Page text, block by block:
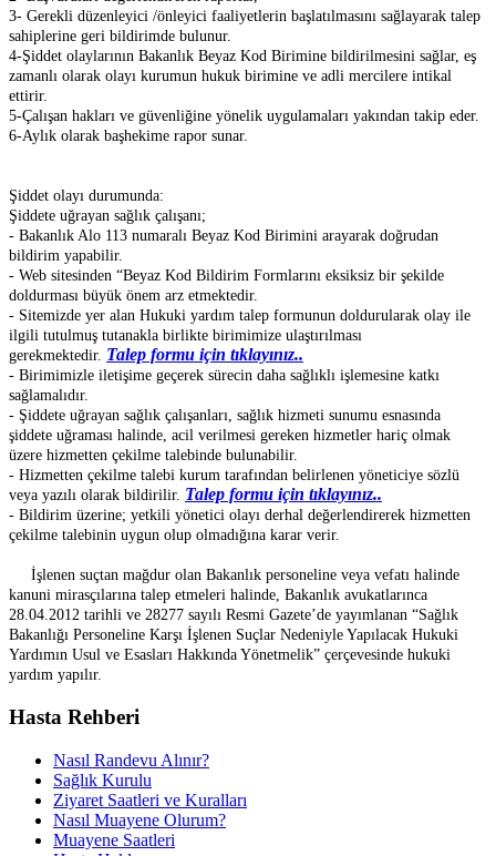
3- Gerekli düzenleyici /önleyici faaliyetlerin başlatılmasını sağlayarak talep
sahiplerine geri bildirimde bulunur.
4-Şiddet olaylarının Bakanlık Beyaz Kod Birimine bildirilmesini sağlar, eş
zamanlı olarak olayı kurumun hukuk birimine ve adli mercilere intikal
ettirir.
5-Çalışan hakları ve güvenliğine yönelik uygulamaları yakından takip eder.
6-Aylık olarak başhekime rapor sunar.
Şiddet olayı durumunda:
Şiddete uğrayan sağlık çalışanı;
- Bakanlık Alo 113 numaralı Beyaz Kod Birimini arayarak doğrudan
bildirim yapabilir.
- Web sitesinden “Beyaz Kod Bildirim Formlarını eksiksiz bir şekilde
doldurması büyük önem arz etmektedir.
- Sitemizde yer alan Hukuki yardım talep formunun doldurularak olay ile
ilgili tutulmuş tutanakla birlikte birimimize ulaştırılması
gerekmektedir. Talep formu için tıklayınız..
- Birimimizle iletişime geçerek sürecin daha sağlıklı işlemesine katkı
sağlamalıdır.
- Şiddete uğrayan sağlık çalışanları, sağlık hizmeti sunumu esnasında
şiddete uğraması halinde, acil verilmesi gereken hizmetler hariç olmak
üzere hizmetten çekilme talebinde bulunabilir.
- Hizmetten çekilme talebi kurum tarafından belirlenen yöneticiye sözlü
veya yazılı olarak bildirilir. Talep formu için tıklayınız..
- Bildirim üzerine; yetkili yönetici olayı derhal değerlendirerek hizmetten
çekilme talebinin uygun olup olmadığına karar verir.
İşlenen suçtan mağdur olan Bakanlık personeline veya vefatı halinde
kanuni mirasçılarına talep etmeleri halinde, Bakanlık avukatlarınca
28.04.2012 tarihli ve 28277 sayılı Resmi Gazete’de yayımlanan “Sağlık
Bakanlığı Personeline Karşı İşlenen Suçlar Nedeniyle Yapılacak Hukuki
Yardımın Usul ve Esasları Hakkında Yönetmelik” çerçevesinde hukuki
yardım yapılır.
Hasta Rehberi
Nasıl Randevu Alınır?
Sağlık Kurulu
Ziyaret Saatleri ve Kuralları
Nasıl Muayene Olurum?
Muayene Saatleri